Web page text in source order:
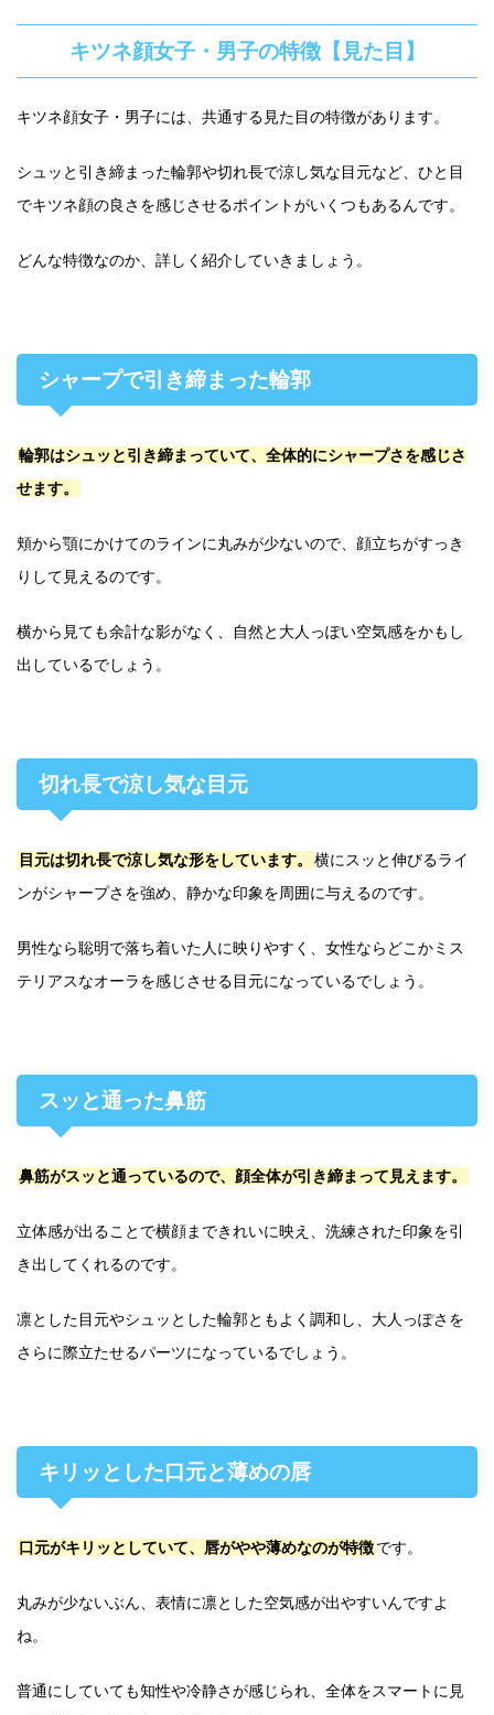
キツネ顔女子・男子の特徴【見た目】
キツネ顔女子・男子には、共通する見た目の特徴があります。
シュッと引き締まった輪郭や切れ長で涼し気な目元など、ひと目
でキツネ顔の良さを感じさせるポイントがいくつもあるんです。
どんな特徴なのか、詳しく紹介していきましょう。
シャープで引き締まった輪郭
輪郭はシュッと引き締まっていて、全体的にシャープさを感じさ
せます。
頬から顎にかけてのラインに丸みが少ないので、顔立ちがすっき
りして見えるのです。
横から見ても余計な影がなく、自然と大人っぽい空気感をかもし
出しているでしょう。
切れ長で涼し気な目元
目元は切れ長で涼し気な形をしています。
横にスッと伸びるライ
ンがシャープさを強め、静かな印象を周囲に与えるのです。
男性なら聡明で落ち着いた人に映りやすく、女性ならどこかミス
テリアスなオーラを感じさせる目元になっているでしょう。
スッと通った鼻筋
鼻筋がスッと通っているので、顔全体が引き締まって見えます。
立体感が出ることで横顔まできれいに映え、洗練された印象を引
き出してくれるのです。
凛とした目元やシュッとした輪郭ともよく調和し、大人っぽさを
さらに際立たせるパーツになっているでしょう。
キリッとした口元と薄めの唇
口元がキリッとしていて、唇がやや薄めなのが特徴です。
丸みが少ないぶん、表情に凛とした空気感が出やすいんですよ
ね。
普通にしていても知性や冷静さが感じられ、全体をスマートに見